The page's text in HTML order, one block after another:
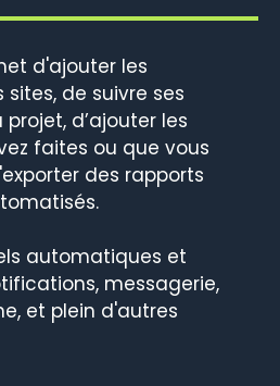
d'ajouter les
de suivre ses
d’ajouter les
faites ou que vous
des rapports
automatiques et
messagerie,
et plein d'autres